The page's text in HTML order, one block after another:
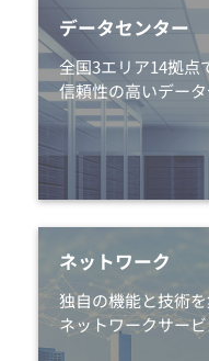
データセンター
全国3エリア14拠点
信頼性の高いデー
ネットワーク
独自の機能と技術
ネットワークサー